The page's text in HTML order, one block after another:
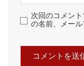
次回のコメン
の名前、メール